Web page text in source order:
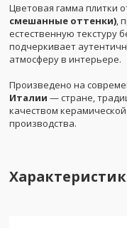
Цветовая гамма плитки
смешанные оттенки) ,
естественную текстуру
подчеркивает
атмосферу в интерьере.
Произведено на
Италии — стране,
качеством
производства.